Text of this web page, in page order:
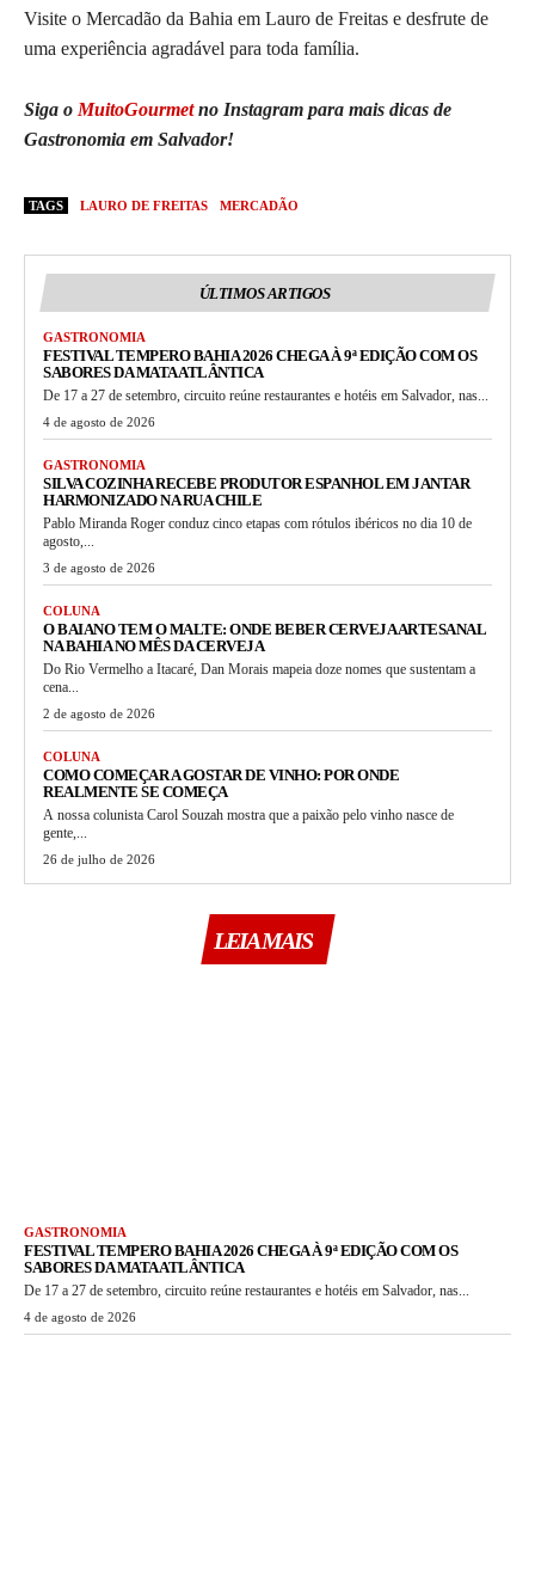
Visite o Mercadão da Bahia em Lauro de Freitas e desfrute de
uma experiência agradável para toda família.
Siga o MuitoGourmetno Instagram para mais dicas de
Gastronomia em Salvador!
TAGS LAURO DE FREITAS MERCADÃO
ÚLTIMOS ARTIGOS
GASTRONOMIA
FESTIVAL TEMPERO BAHIA 2026 CHEGA À 9ª EDIÇÃO COM OS
SABORES DA MATA ATLÂNTICA
De 17 a 27 de setembro, circuito reúne restaurantes e hotéis em Salvador, nas...
4 de agosto de 2026
GASTRONOMIA
SILVA COZINHA RECEBE PRODUTOR ESPANHOL EM JANTAR
HARMONIZADO NA RUA CHILE
Pablo Miranda Roger conduz cinco etapas com rótulos ibéricos no dia 10 de
agosto,...
3 de agosto de 2026
COLUNA
O BAIANO TEM O MALTE: ONDE BEBER CERVEJA ARTESANAL
NA BAHIA NO MÊS DA CERVEJA
Do Rio Vermelho a Itacaré, Dan Morais mapeia doze nomes que sustentam a
cena...
2 de agosto de 2026
COLUNA
COMO COMEÇAR A GOSTAR DE VINHO: POR ONDE
REALMENTE SE COMEÇA
A nossa colunista Carol Souzah mostra que a paixão pelo vinho nasce de
gente,...
26 de julho de 2026
LEIA MAIS
GASTRONOMIA
FESTIVAL TEMPERO BAHIA 2026 CHEGA À 9ª EDIÇÃO COM OS
SABORES DA MATA ATLÂNTICA
De 17 a 27 de setembro, circuito reúne restaurantes e hotéis em Salvador, nas...
4 de agosto de 2026